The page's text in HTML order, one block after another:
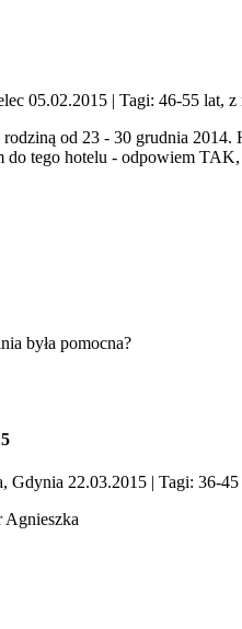
05.02.2015 | Tagi: 46-55 lat, z
od 23 - 30 grudnia 2014.
do tego hotelu - odpowiem
była pomocna?
Gdynia 22.03.2015 | Tagi: 36-
Agnieszka